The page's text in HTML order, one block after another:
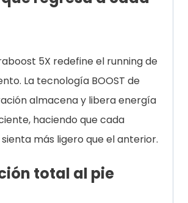
5X redefine el running de
La tecnología BOOST de
almacena y libera energía
haciendo que cada
más ligero que el anterior.
total al pie